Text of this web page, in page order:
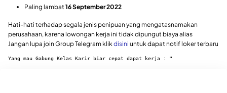
Paling lambat 16 September 2022
Hati-hati terhadap segala jenis penipuan yang mengatasnamakan
perusahaan, karena lowongan kerja ini tidak dipungut biaya alias
Jangan lupa join Group Telegram klikdisini untuk dapat notif loker terbaru
Yang mau Gabung Kelas Karir biar cepat dapat kerja : "